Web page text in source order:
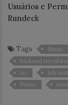
Usuários e
Rundeck
Tags 4linux
backend terraform
iac
tfstate